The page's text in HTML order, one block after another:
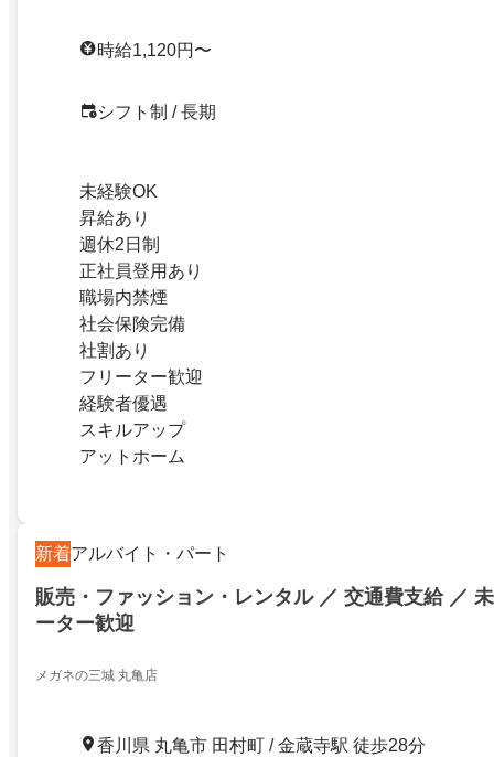
時給1,120円〜
シフト制 / 長期
未経験OK
昇給あり
週休2日制
正社員登用あり
職場内禁煙
社会保険完備
社割あり
フリーター歓迎
経験者優遇
スキルアップ
アットホーム
新着アルバイト・パート
販売・ファッション・レンタル ／ 交通費支給 ／
ーター歓迎
メガネの三城 丸亀店
香川県 丸亀市 田村町 / 金蔵寺駅 徒歩28分